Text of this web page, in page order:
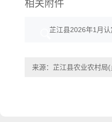
相关附件
芷江县2026年1月
来源：芷江县农业农村局